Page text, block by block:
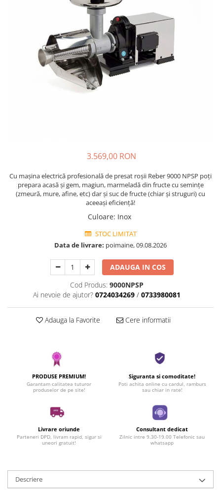
Gratar protectie chiuveta
Scurgator farfurii
Suporti burete
Tocatoare lemn si sticla
Sisteme de scurgere si cleme
Roboti de bucatarie
Spumarea laptelui
Combine frigorifice
Aparate de gatit-aragazuri
Masina de spalat vase
Seturi Electrocasnice
Termostate si senzori Livolo
Construieste singur
Panouri si rame
3.569,00 RON
Cu mașina electrică profesională de presat roșii Reber 9000 NPSP poți
prepara acasă și gem, magiun, marmeladă din fructe cu semințe
(zmeură, mure, afine, etc) dar și suc de fructe (chiar și struguri) cu
aceeași eficiență!
Culoare: Inox
STOC LIMITAT
Data de livrare: poimaine, 09.08.2026
ADAUGA IN COS
Cod Produs: 9000NPSP
Ai nevoie de ajutor? 0724034269 / 0733980081
Adauga la Favorite Cere informatii
PRODUSE PREMIUM!
Garantam calitatea tuturor
produselor de pe site!
Siguranta si comoditate!
Poti achita online cu cardul, ramburs
sau chiar in rate!
Livrare oriunde
Parteneri DPD, livram rapid, sigur si
uneori gratuit!
Consultant dedicat
Zilnic intre 9.30-19.00 Telefonic sau
whatsapp
Descriere